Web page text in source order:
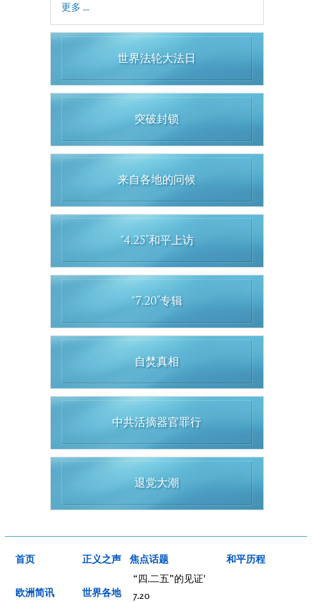
更多 ...
世界法轮大法日
突破封锁
来自各地的问候
“4.25”和平上访
“7.20”专辑
自焚真相
中共活摘器官罪行
退党大潮
首页
欧洲简讯
正义之声
世界各地
焦点话题
“四.二五”的见证'
7.20
和平历程